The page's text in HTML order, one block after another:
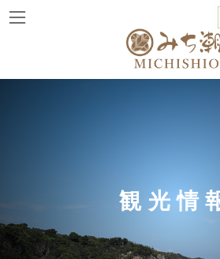
ン
へ
ビ
ョ
観光情